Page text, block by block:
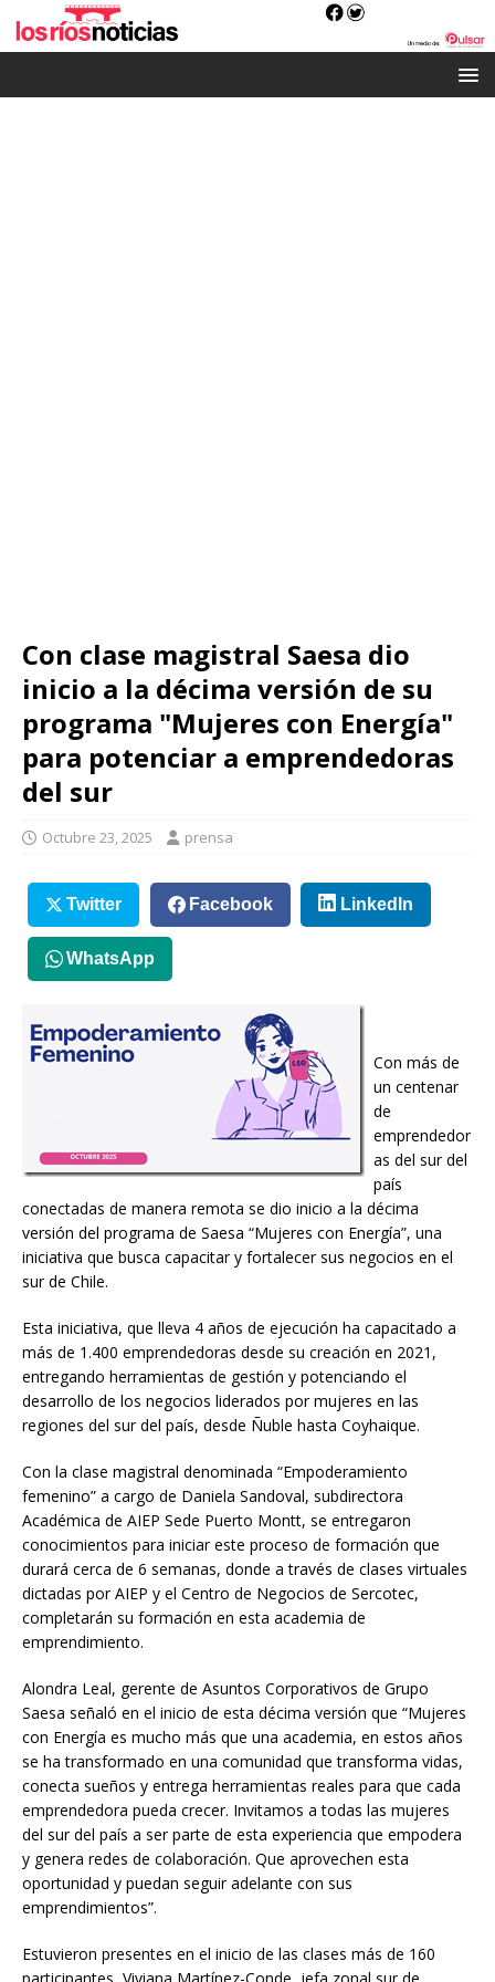
Con clase magistral Saesa dio
inicio a la décima versión de su
programa "Mujeres con Energía"
para potenciar a emprendedoras
del sur
Octubre 23, 2025 prensa
Twitter Facebook LinkedIn
WhatsApp
Con más de
un centenar
de
emprendedor
as del sur del
país
conectadas de manera remota se dio inicio a la décima
versión del programa de Saesa “Mujeres con Energía”, una
iniciativa que busca capacitar y fortalecer sus negocios en el
sur de Chile.
Esta iniciativa, que lleva 4 años de ejecución ha capacitado a
más de 1.400 emprendedoras desde su creación en 2021,
entregando herramientas de gestión y potenciando el
desarrollo de los negocios liderados por mujeres en las
regiones del sur del país, desde Ñuble hasta Coyhaique.
Con la clase magistral denominada “Empoderamiento
femenino” a cargo de Daniela Sandoval, subdirectora
Académica de AIEP Sede Puerto Montt, se entregaron
conocimientos para iniciar este proceso de formación que
durará cerca de 6 semanas, donde a través de clases virtuales
dictadas por AIEP y el Centro de Negocios de Sercotec,
completarán su formación en esta academia de
emprendimiento.
Alondra Leal, gerente de Asuntos Corporativos de Grupo
Saesa señaló en el inicio de esta décima versión que “Mujeres
con Energía es mucho más que una academia, en estos años
se ha transformado en una comunidad que transforma vidas,
conecta sueños y entrega herramientas reales para que cada
emprendedora pueda crecer. Invitamos a todas las mujeres
del sur del país a ser parte de esta experiencia que empodera
y genera redes de colaboración. Que aprovechen esta
oportunidad y puedan seguir adelante con sus
emprendimientos”.
Estuvieron presentes en el inicio de las clases más de 160